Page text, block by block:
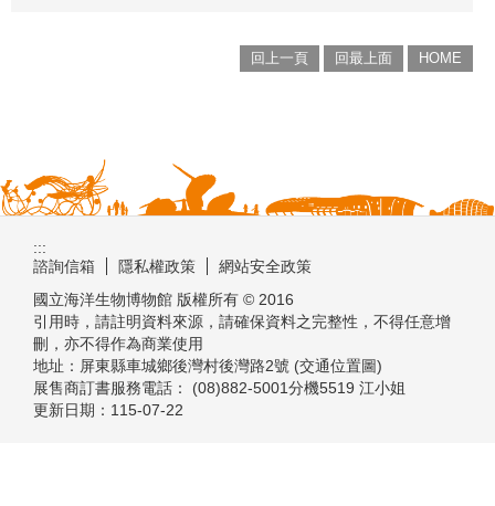
回上一頁 回最上面 HOME
:::
諮詢信箱
隱私權政策
網站安全政策
國立海洋生物博物館 版權所有 © 2016
引用時，請註明資料來源，請確保資料之完整性，不得任意增
刪，亦不得作為商業使用
地址：屏東縣車城鄉後灣村後灣路2號 (交通位置圖)
展售商訂書服務電話： (08)882-5001分機5519 江小姐
更新日期： 115-07-22